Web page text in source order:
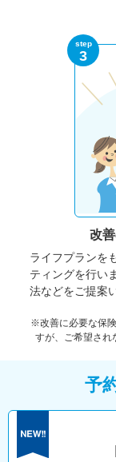
step
3
改
ライフプランを
ティングを行い
法などをご提案
※改善に必要な保
すが、ご希望され
予